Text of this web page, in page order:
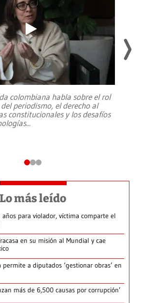
colombiana habla sobre el rol
periodismo, el derecho al
constitucionales y los desafíos
...
Lo más leído
para violador, víctima comparte el
en su misión al Mundial y cae
permite a diputados ‘gestionar obras’ en
más de 6,500 causas por corrupción’